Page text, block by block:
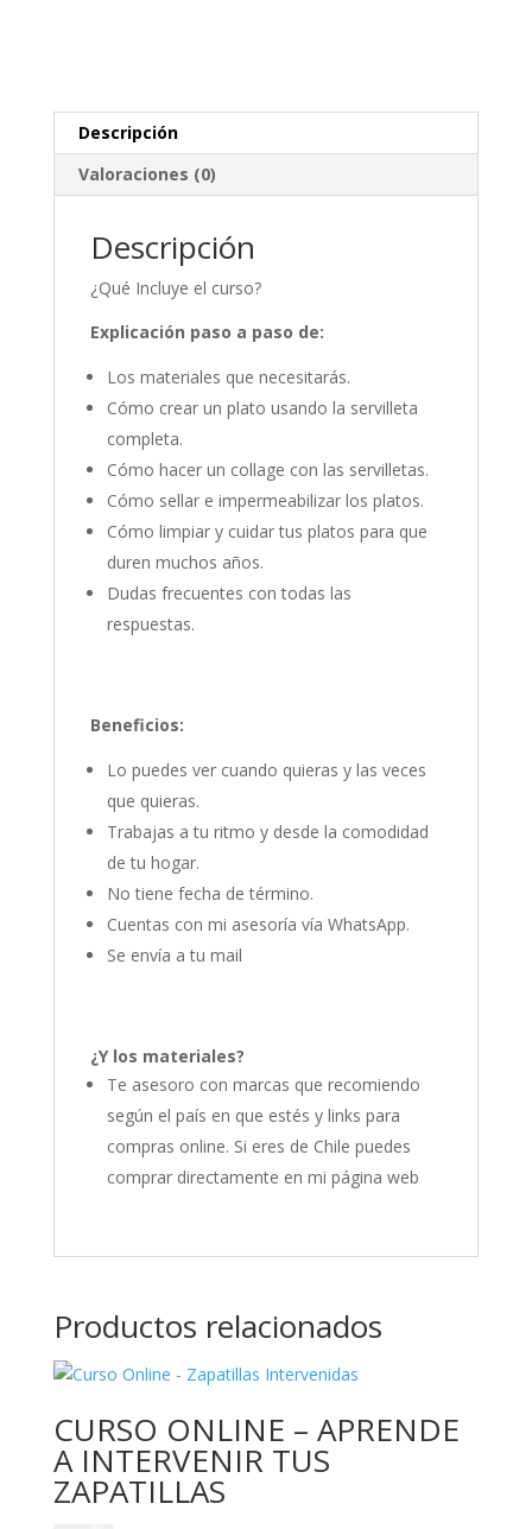
Descripción
Valoraciones (0)
Descripción
¿Qué Incluye el curso?
Explicación paso a paso de:
Los materiales que necesitarás.
Cómo crear un plato usando la servilleta
completa.
Cómo hacer un collage con las servilletas.
Cómo sellar e impermeabilizar los platos.
Cómo limpiar y cuidar tus platos para que
duren muchos años.
Dudas frecuentes con todas las
respuestas.
Beneficios:
Lo puedes ver cuando quieras y las veces
que quieras.
Trabajas a tu ritmo y desde la comodidad
de tu hogar.
No tiene fecha de término.
Cuentas con mi asesoría vía WhatsApp.
Se envía a tu mail
¿Y los materiales?
Te asesoro con marcas que recomiendo
según el país en que estés y links para
compras online. Si eres de Chile puedes
comprar directamente en mi página web
Productos relacionados
CURSO ONLINE – APRENDE
A INTERVENIR TUS
ZAPATILLAS